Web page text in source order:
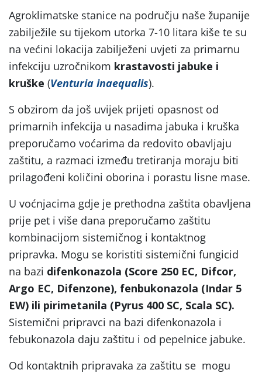
Agroklimatske stanice na području naše županije
zabilježile su tijekom utorka 7-10 litara kiše te su
na većini lokacija zabilježeni uvjeti za primarnu
infekciju uzročnikom krastavosti jabuke i
kruške (Venturia inaequalis).
S obzirom da još uvijek prijeti opasnost od
primarnih infekcija u nasadima jabuka i kruška
preporučamo voćarima da redovito obavljaju
zaštitu, a razmaci između tretiranja moraju biti
prilagođeni količini oborina i porastu lisne mase.
U voćnjacima gdje je prethodna zaštita obavljena
prije pet i više dana preporučamo zaštitu
kombinacijom sistemičnog i kontaktnog
pripravka. Mogu se koristiti sistemični fungicid
na bazi difenkonazola (Score 250 EC, Difcor,
Argo EC, Difenzone), fenbukonazola (Indar 5
EW) ili pirimetanila (Pyrus 400 SC, Scala SC).
Sistemični pripravci na bazi difenkonazola i
febukonazola daju zaštitu i od pepelnice jabuke.
Od kontaktnih pripravaka za zaštitu se mogu